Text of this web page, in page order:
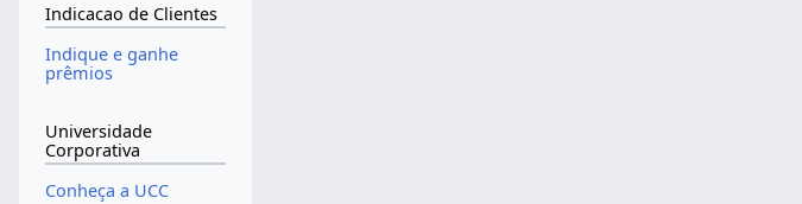
Indicacao de Clientes
Indique e ganhe
prêmios
Universidade
Corporativa
Conheça a UCC